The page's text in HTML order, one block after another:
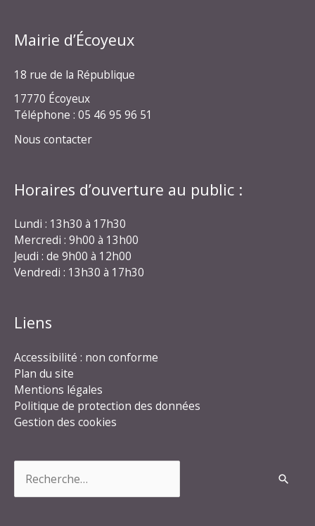
Mairie d’Écoyeux
18 rue de la République
17770 Écoyeux
Téléphone : 05 46 95 96 51
Nous contacter
Horaires d’ouverture au public :
Lundi : 13h30 à 17h30
Mercredi : 9h00 à 13h00
Jeudi : de 9h00 à 12h00
Vendredi : 13h30 à 17h30
Liens
Accessibilité : non conforme
Plan du site
Mentions légales
Politique de protection des données
Gestion des cookies